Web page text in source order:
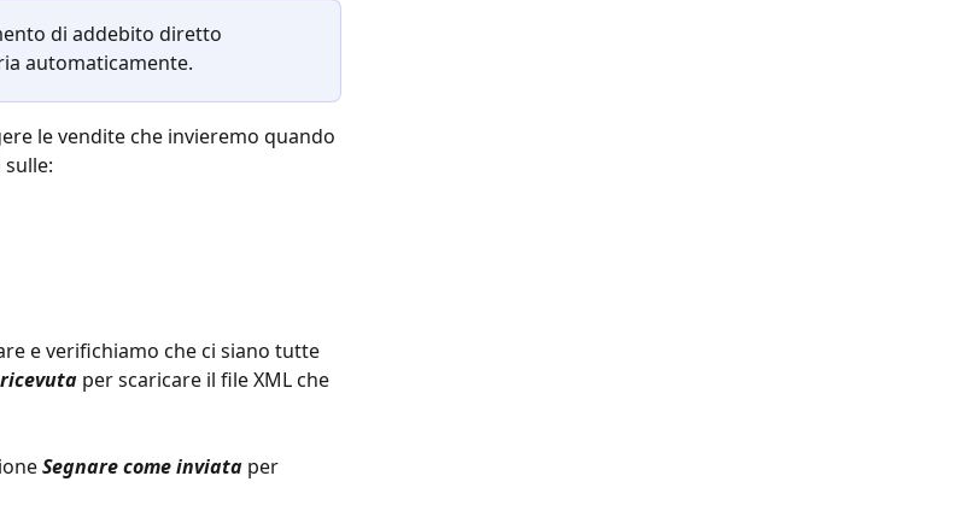
di addebito diretto
automaticamente.
le vendite che invieremo quando
e verifichiamo che ci siano tutte
per scaricare il file XML che
Segnare come inviata per